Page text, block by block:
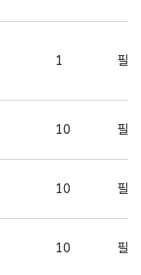
1 필
10 필
10 필
10 필